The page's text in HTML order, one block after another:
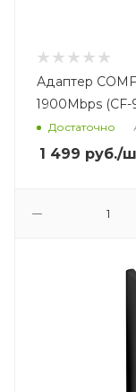
Адаптер
1900Mbps (CF-
Достаточно
1 499 руб./